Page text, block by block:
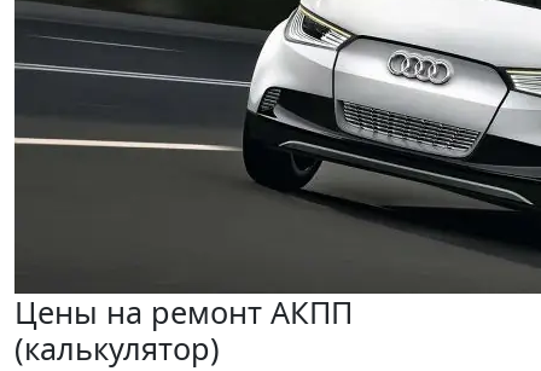
Цены на ремонт АКПП
(калькулятор)